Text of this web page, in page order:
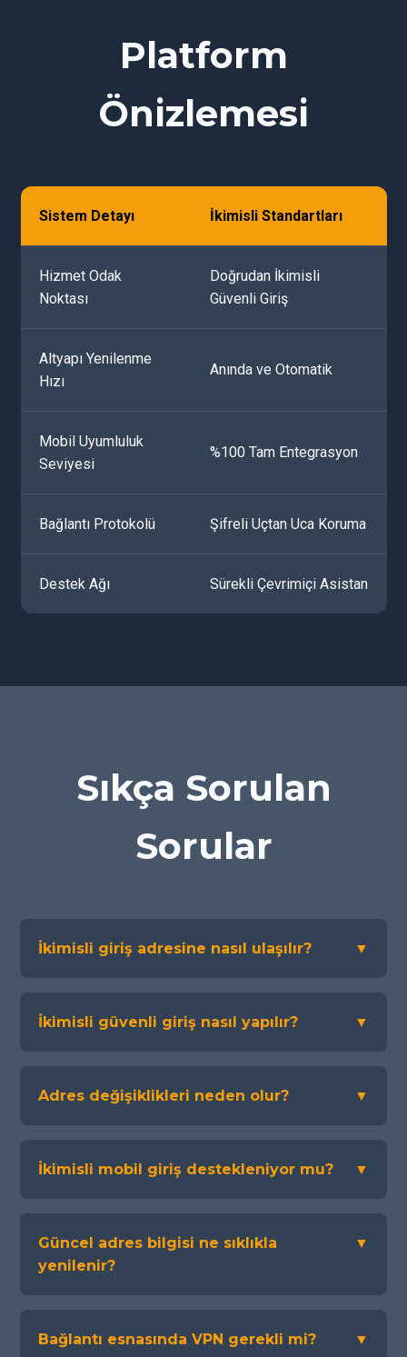
Platform
Önizlemesi
Sistem Detayı İkimisli Standartları
Hizmet Odak
Noktası
Doğrudan İkimisli
Güvenli Giriş
Altyapı Yenilenme
Hızı
Anında ve Otomatik
Mobil Uyumluluk
Seviyesi
%100 Tam Entegrasyon
Bağlantı Protokolü Şifreli Uçtan Uca Koruma
Destek Ağı Sürekli Çevrimiçi Asistan
Sıkça Sorulan
Sorular
İkimisli giriş adresine nasıl ulaşılır? ▼
İkimisli güvenli giriş nasıl yapılır? ▼
Adres değişiklikleri neden olur? ▼
İkimisli mobil giriş destekleniyor mu? ▼
Güncel adres bilgisi ne sıklıkla
yenilenir?
▼
Bağlantı esnasında VPN gerekli mi? ▼